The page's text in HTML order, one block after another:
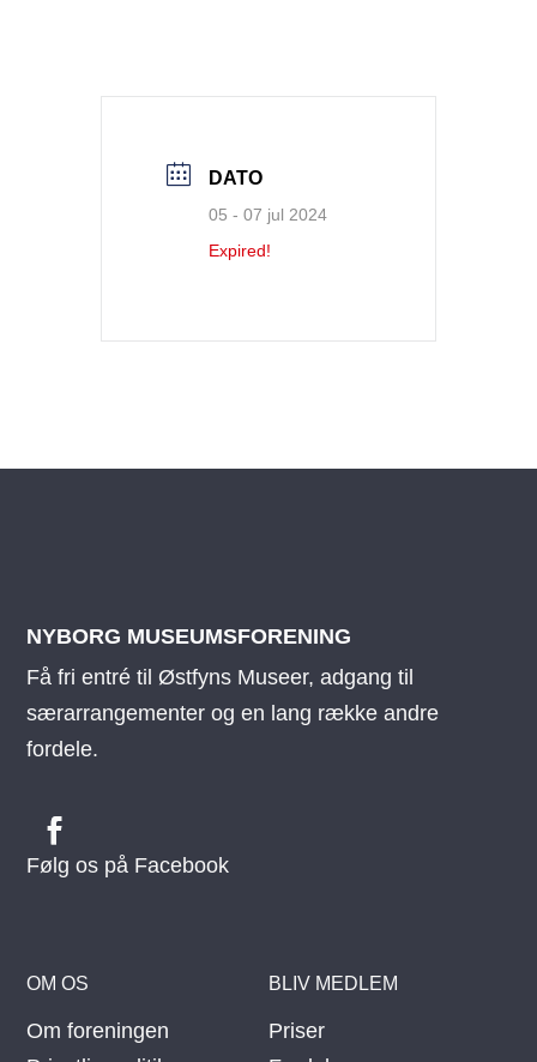
DATO
05 - 07 jul 2024
Expired!
OM OS
Om foreningen
BLIV MEDLEM
Priser
NYBORG MUSEUMSFORENING
Få fri entré til Østfyns Museer, adgang til
særarrangementer og en lang række andre
fordele.
Følg os på Facebook